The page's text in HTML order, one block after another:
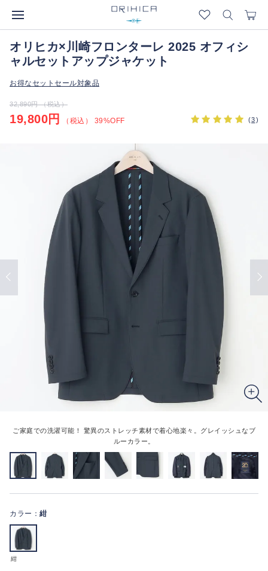
オリヒカ×川崎フロンターレ 2025 オフィシ
ャルセットアップジャケット
お得なセットセール対象品
32,890円 （税込）
19,800円 （税込） 39%OFF (3)
ご家庭での洗濯可能！ 驚異のストレッチ素材で着心地楽々。グレイッシュなブ
ルーカラー。
カラー： 紺
紺